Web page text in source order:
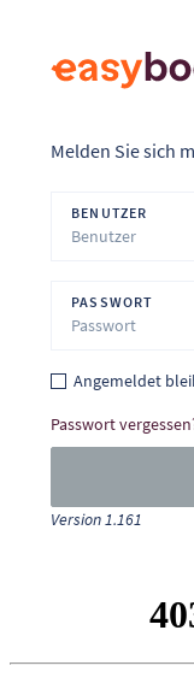
Melden Sie sich
BENUTZER
PASSWORT
Angemeldet
Passwort
Version 1.161